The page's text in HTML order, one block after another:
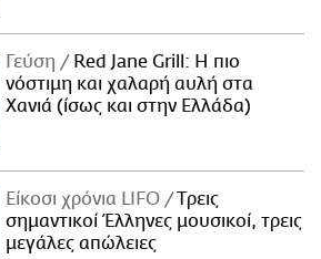
Γεύση
Red Jane Grill: Η πιο
νόστιμη και χαλαρή αυλή στα
Χανιά (ίσως και στην Ελλάδα)
Είκοσι χρόνια LIFO
Tρεις
σημαντικοί Έλληνες μουσικοί, τρεις
μεγάλες απώλειες